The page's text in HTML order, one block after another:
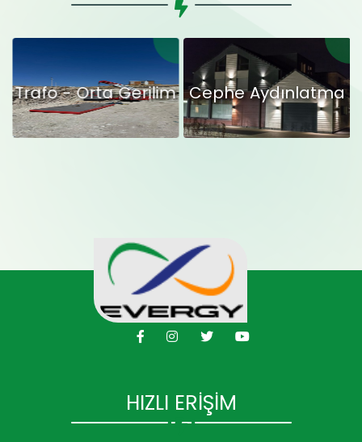
Trafo - Orta Gerilim Cephe Aydınlatma
HIZLI ERİŞİM